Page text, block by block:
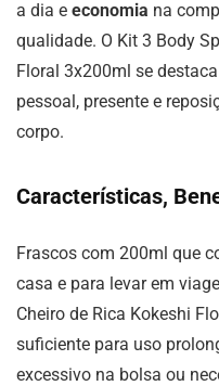
a dia e economia na
qualidade. O Kit 3 Body
Floral 3x200ml se
pessoal, presente e
corpo.
Características,
Frascos com 200ml que
casa e para levar em
Cheiro de Rica Kokeshi
suficiente para uso
excessivo na bolsa ou